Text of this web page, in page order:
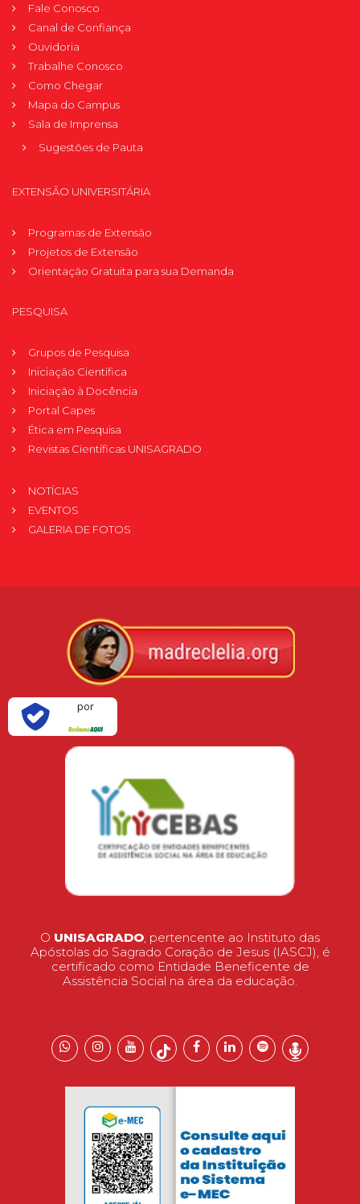
Fale Conosco
Canal de Confiança
Ouvidoria
Trabalhe Conosco
Como Chegar
Mapa do Campus
Sala de Imprensa
Sugestões de Pauta
EXTENSÃO UNIVERSITÁRIA
Programas de Extensão
Projetos de Extensão
Orientação Gratuita para sua Demanda
PESQUISA
Grupos de Pesquisa
Iniciação Científica
Iniciação à Docência
Portal Capes
Ética em Pesquisa
Revistas Científicas UNISAGRADO
NOTÍCIAS
EVENTOS
GALERIA DE FOTOS
por
O UNISAGRADO, pertencente ao Instituto das
Apóstolas do Sagrado Coração de Jesus (IASCJ), é
certificado como Entidade Beneficente de
Assistência Social na área da educação.